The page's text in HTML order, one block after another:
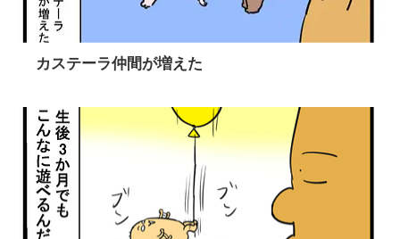
カステーラ仲間が増えた